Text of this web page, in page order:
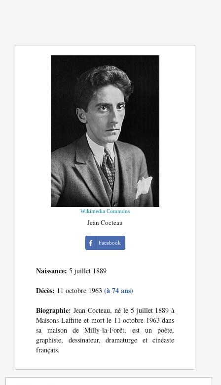
Wikimedia Commons
Jean Cocteau
Facebook
Naissance: 5 juillet 1889
Décès: 11 octobre 1963(à 74 ans)
Biographie: Jean Cocteau, né le 5 juillet 1889 à
Maisons-Laffitte et mort le 11 octobre 1963 dans
sa maison de Milly-la-Forêt, est un poète,
graphiste, dessinateur, dramaturge et cinéaste
français.